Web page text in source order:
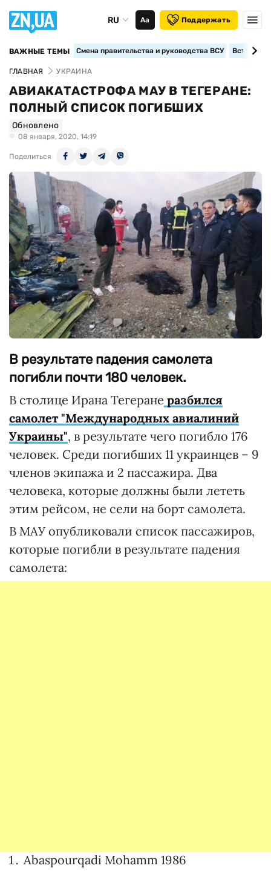
RU Аа Поддержать
ВАЖНЫЕ ТЕМЫ Смена правительства и руководства ВСУ
ГЛАВНАЯ УКРАИНА
АВИАКАТАСТРОФА МАУ В ТЕГЕРАНЕ:
ПОЛНЫЙ СПИСОК ПОГИБШИХ
Обновлено
08 января, 2020, 14:19
Поделиться
В результате падения самолета
погибли почти 180 человек.
В столице Ирана Тегеране разбился
самолет "Международных авиалиний
Украины", в результате чего погибло 176
человек. Среди погибших 11 украинцев – 9
членов экипажа и 2 пассажира. Два
человека, которые должны были лететь
этим рейсом, не сели на борт самолета.
В МАУ опубликовали список пассажиров,
которые погибли в результате падения
самолета:
Abaspourqadi Mohamm 1986